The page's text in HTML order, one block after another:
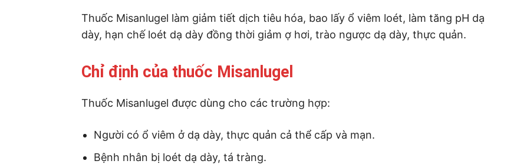
Thuốc Misanlugel làm giảm tiết dịch tiêu hóa, bao lấy ổ viêm loét, làm tăng pH dạ
dày, hạn chế loét dạ dày đồng thời giảm ợ hơi, trào ngược dạ dày, thực quản.
Chỉ định của thuốc Misanlugel
Thuốc Misanlugel được dùng cho các trường hợp:
Người có ổ viêm ở dạ dày, thực quản cả thể cấp và mạn.
Bệnh nhân bị loét dạ dày, tá tràng.